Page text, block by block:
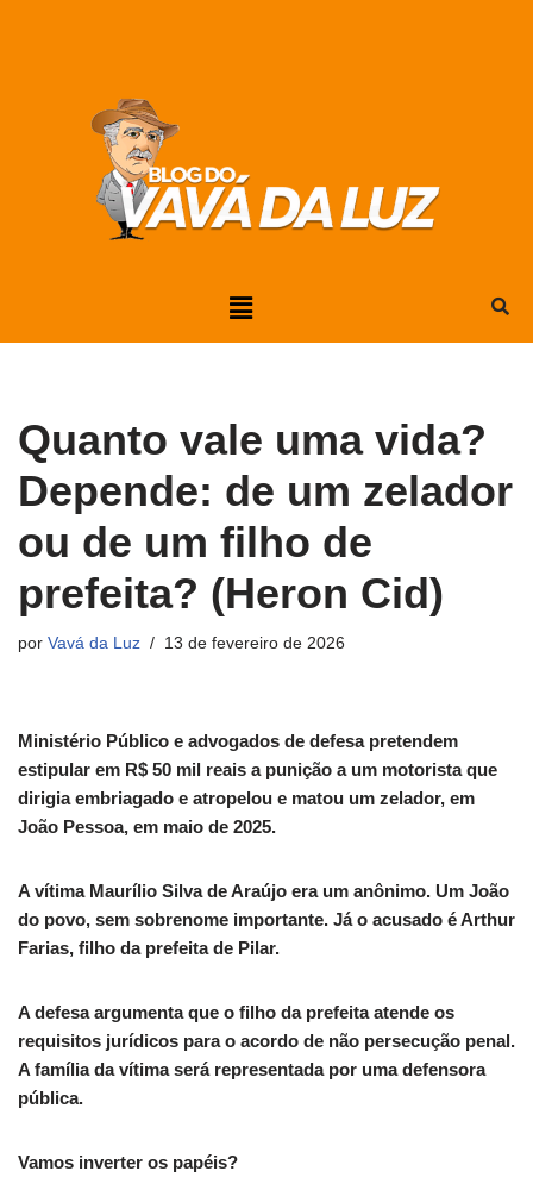
Quanto vale uma vida?
Depende: de um zelador
ou de um filho de
prefeita? (Heron Cid)
por Vavá da Luz 13 de fevereiro de 2026
Ministério Público e advogados de defesa pretendem
estipular em R$ 50 mil reais a punição a um motorista que
dirigia embriagado e atropelou e matou um zelador, em
João Pessoa, em maio de 2025.
A vítima Maurílio Silva de Araújo era um anônimo. Um João
do povo, sem sobrenome importante. Já o acusado é Arthur
Farias, filho da prefeita de Pilar.
A defesa argumenta que o filho da prefeita atende os
requisitos jurídicos para o acordo de não persecução penal.
A família da vítima será representada por uma defensora
pública.
Vamos inverter os papéis?